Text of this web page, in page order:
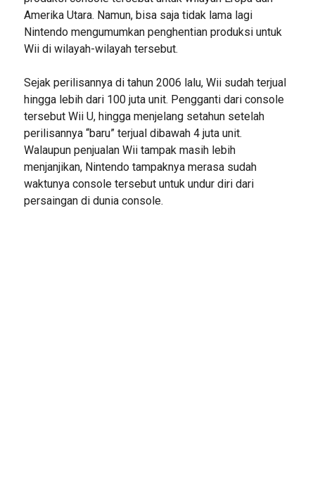
Amerika Utara. Namun, bisa saja tidak lama lagi
Nintendo mengumumkan penghentian produksi untuk
Wii di wilayah-wilayah tersebut.
Sejak perilisannya di tahun 2006 lalu, Wii sudah terjual
hingga lebih dari 100 juta unit. Pengganti dari console
tersebut Wii U, hingga menjelang setahun setelah
perilisannya “baru” terjual dibawah 4 juta unit.
Walaupun penjualan Wii tampak masih lebih
menjanjikan, Nintendo tampaknya merasa sudah
waktunya console tersebut untuk undur diri dari
persaingan di dunia console.